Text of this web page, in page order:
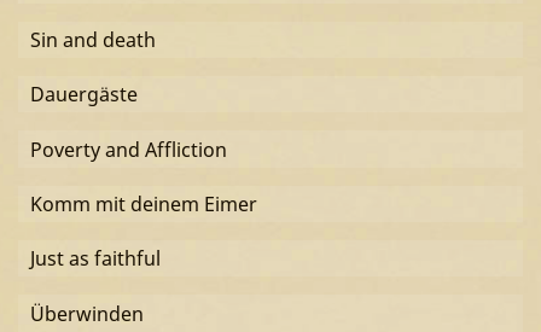
Sin and death
Dauergäste
Poverty and Affliction
Komm mit deinem Eimer
Just as faithful
Überwinden